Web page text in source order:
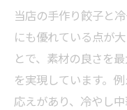
当店の手作り餃子と
にも優れている点が
とで、素材の良さを
を実現しています。
応えがあり、冷やし